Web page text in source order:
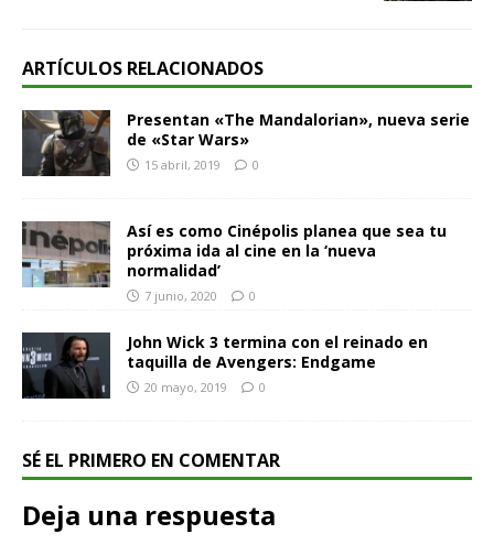
ARTÍCULOS RELACIONADOS
Presentan «The Mandalorian», nueva serie
de «Star Wars»
15 abril, 2019 0
Así es como Cinépolis planea que sea tu
próxima ida al cine en la ‘nueva
normalidad’
7 junio, 2020 0
John Wick 3 termina con el reinado en
taquilla de Avengers: Endgame
20 mayo, 2019 0
SÉ EL PRIMERO EN COMENTAR
Deja una respuesta